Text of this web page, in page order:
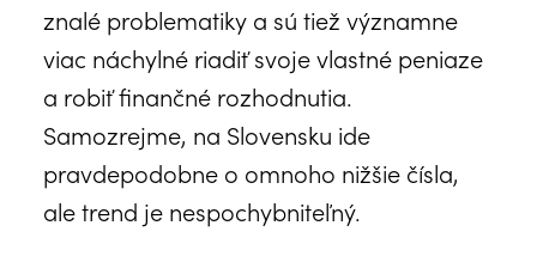
znalé problematiky a sú tiež významne
viac náchylné riadiť svoje vlastné peniaze
a robiť finančné rozhodnutia.
Samozrejme, na Slovensku ide
pravdepodobne o omnoho nižšie čísla,
ale trend je nespochybniteľný.